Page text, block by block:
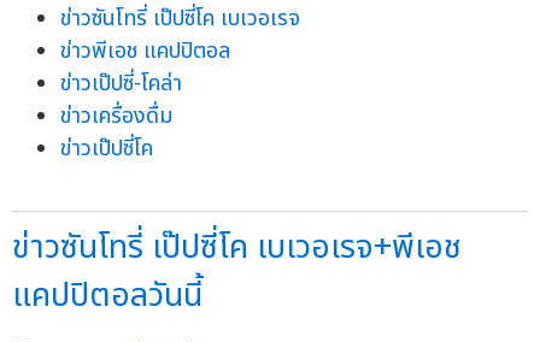
ข่าวซันโทรี่ เป๊ปซี่โค เบเวอเรจ
ข่าวพีเอช แคปปิตอล
ข่าวเป๊ปซี่-โคล่า
ข่าวเครื่องดื่ม
ข่าวเป๊ปซี่โค
ข่าวซันโทรี่ เป๊ปซี่โค เบเวอเรจ+พีเอช
แคปปิตอลวันนี้